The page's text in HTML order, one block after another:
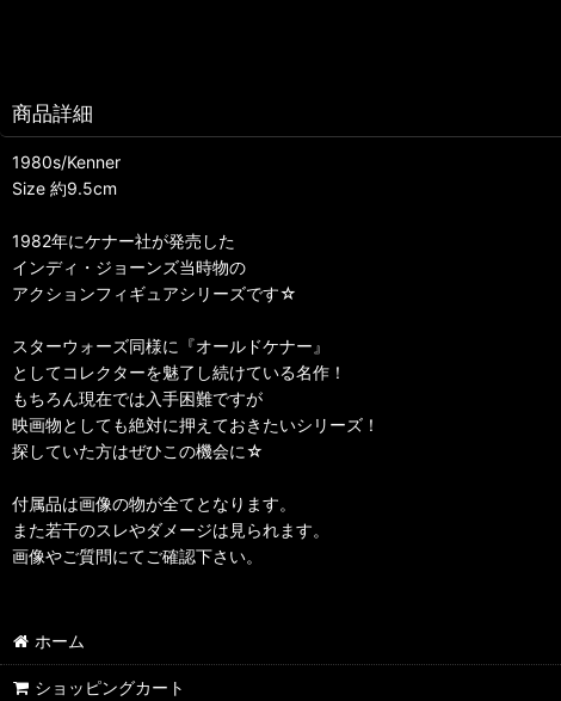
商品詳細
1980s/Kenner
Size 約9.5cm
1982年にケナー社が発売した
インディ・ジョーンズ当時物の
アクションフィギュアシリーズです☆
スターウォーズ同様に『オールドケナー』
としてコレクターを魅了し続けている名作！
もちろん現在では入手困難ですが
映画物としても絶対に押えておきたいシリーズ！
探していた方はぜひこの機会に☆
付属品は画像の物が全てとなります。
また若干のスレやダメージは見られます。
画像やご質問にてご確認下さい。
ホーム
ショッピングカート